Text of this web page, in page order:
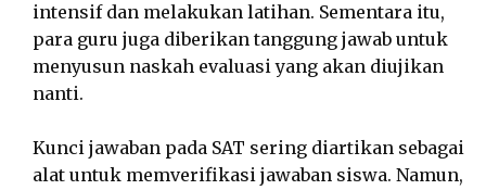
intensif dan melakukan latihan. Sementara itu,
para guru juga diberikan tanggung jawab untuk
menyusun naskah evaluasi yang akan diujikan
nanti.
Kunci jawaban pada SAT sering diartikan sebagai
alat untuk memverifikasi jawaban siswa. Namun,